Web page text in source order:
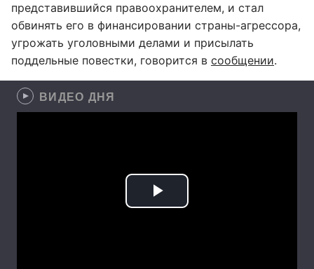
представившийся правоохранителем, и стал
обвинять его в финансировании страны-агрессора,
угрожать уголовными делами и присылать
поддельные повестки, говорится в сообщении.
ВИДЕО ДНЯ